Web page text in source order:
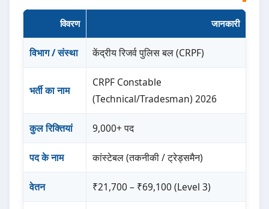
विवरण जानकारी
विभाग / संस्था केंद्रीय रिजर्व पुलिस बल (CRPF)
भर्ती का नाम
CRPF Constable
(Technical/Tradesman) 2026
कुल रिक्तियां 9,000+ पद
पद के नाम कांस्टेबल (तकनीकी / ट्रेड्समैन)
वेतन ₹21,700 – ₹69,100 (Level 3)